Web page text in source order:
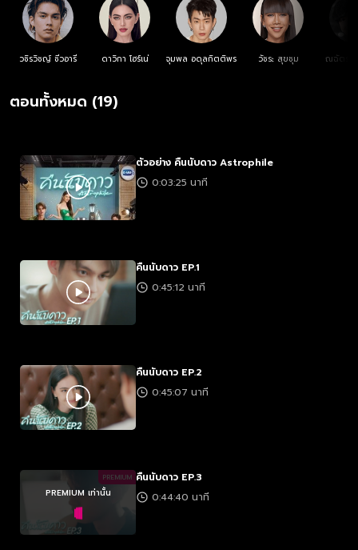
วชิรวิชญ์ ชีวอารี ดาวิกา โฮร์เน่ จุมพล อดุลกิตติพร วัชระ สุขชุม ณฉัตร
ตอนทั้งหมด (19)
ตัวอย่าง คืนนับดาว Astrophile
0:03:25 นาที
คืนนับดาว EP.1
0:45:12 นาที
คืนนับดาว EP.2
0:45:07 นาที
PREMIUM
PREMIUM เท่านั้น
คืนนับดาว EP.3
0:44:40 นาที